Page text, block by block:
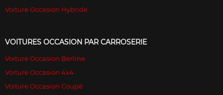
Voiture Occasion Hybride
VOITURES OCCASION PAR CARROSERIE
Voiture Occasion Berline
Voiture Occasion 4x4
Voiture Occasion Coupé